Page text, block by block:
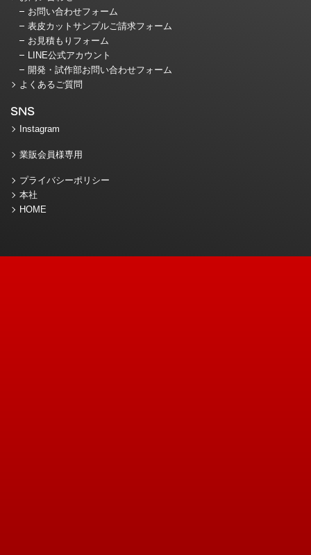
お問い合わせフォーム
表皮カットサンプルご請求フォーム
お見積もりフォーム
LINE公式アカウント
開発・試作部お問い合わせフォーム
よくあるご質問
SNS
Instagram
業販会員様専用
プライバシーポリシー
本社
HOME